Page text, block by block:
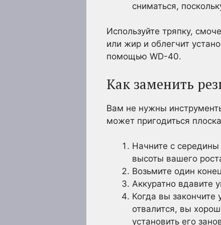
сниматься,
Используйте тряпку,
или жир и облегчит
помощью WD-40.
Как заменить
Вам не нужны
может пригодиться
Начните с середины
высоты вашего
Возьмите один
Аккуратно вдавите
Когда вы закончите
отвалится, вы
установить его